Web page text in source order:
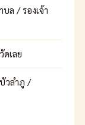
ล / รองเจ้า
ดเลย
วลำภู /